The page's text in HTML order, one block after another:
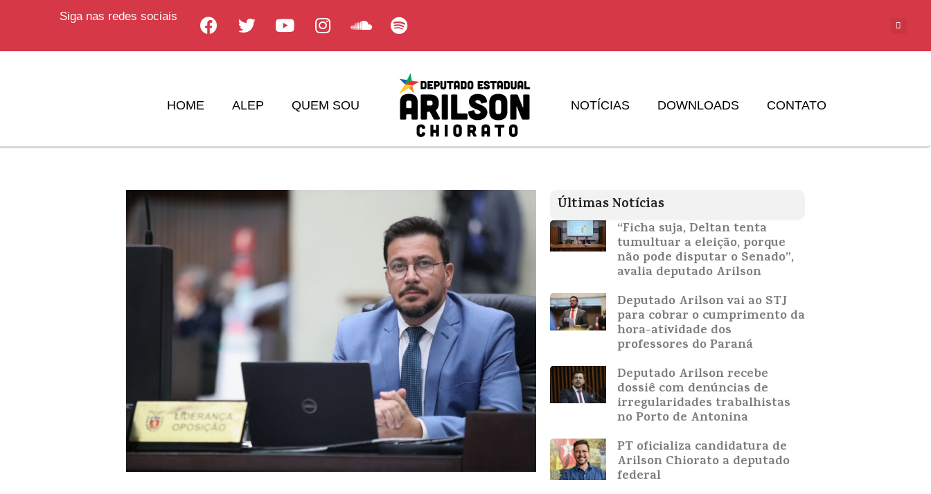
Siga nas redes sociais
HOME ALEP QUEM SOU NOTÍCIAS DOWNLOADS CONTATO
Últimas Notícias
“Ficha suja, Deltan tenta
tumultuar a eleição, porque
não pode disputar o Senado”,
avalia deputado Arilson
Deputado Arilson vai ao STJ
para cobrar o cumprimento da
hora-atividade dos
professores do Paraná
Deputado Arilson recebe
dossiê com denúncias de
irregularidades trabalhistas
no Porto de Antonina
PT oficializa candidatura de
Arilson Chiorato a deputado
federal